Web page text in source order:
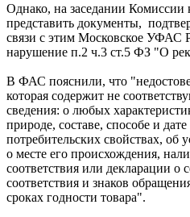
Однако, на заседании Комиссии
представить документы,
связи с этим Московское УФАС
нарушение п.2 ч.3 ст.5 ФЗ "О
В ФАС пояснили, что
которая содержит не
сведения: о любых
природе, составе, способе и
потребительских свойствах, об
о месте его происхождения,
соответствия или декларации о
соответствия и знаков
сроках годности товара".